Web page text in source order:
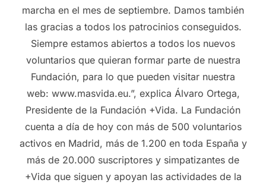
marcha en el mes de septiembre. Damos también
las gracias a todos los patrocinios conseguidos.
Siempre estamos abiertos a todos los nuevos
voluntarios que quieran formar parte de nuestra
Fundación, para lo que pueden visitar nuestra
web: www.masvida.eu.”, explica Álvaro Ortega,
Presidente de la Fundación +Vida. La Fundación
cuenta a día de hoy con más de 500 voluntarios
activos en Madrid, más de 1.200 en toda España y
más de 20.000 suscriptores y simpatizantes de
+Vida que siguen y apoyan las actividades de la